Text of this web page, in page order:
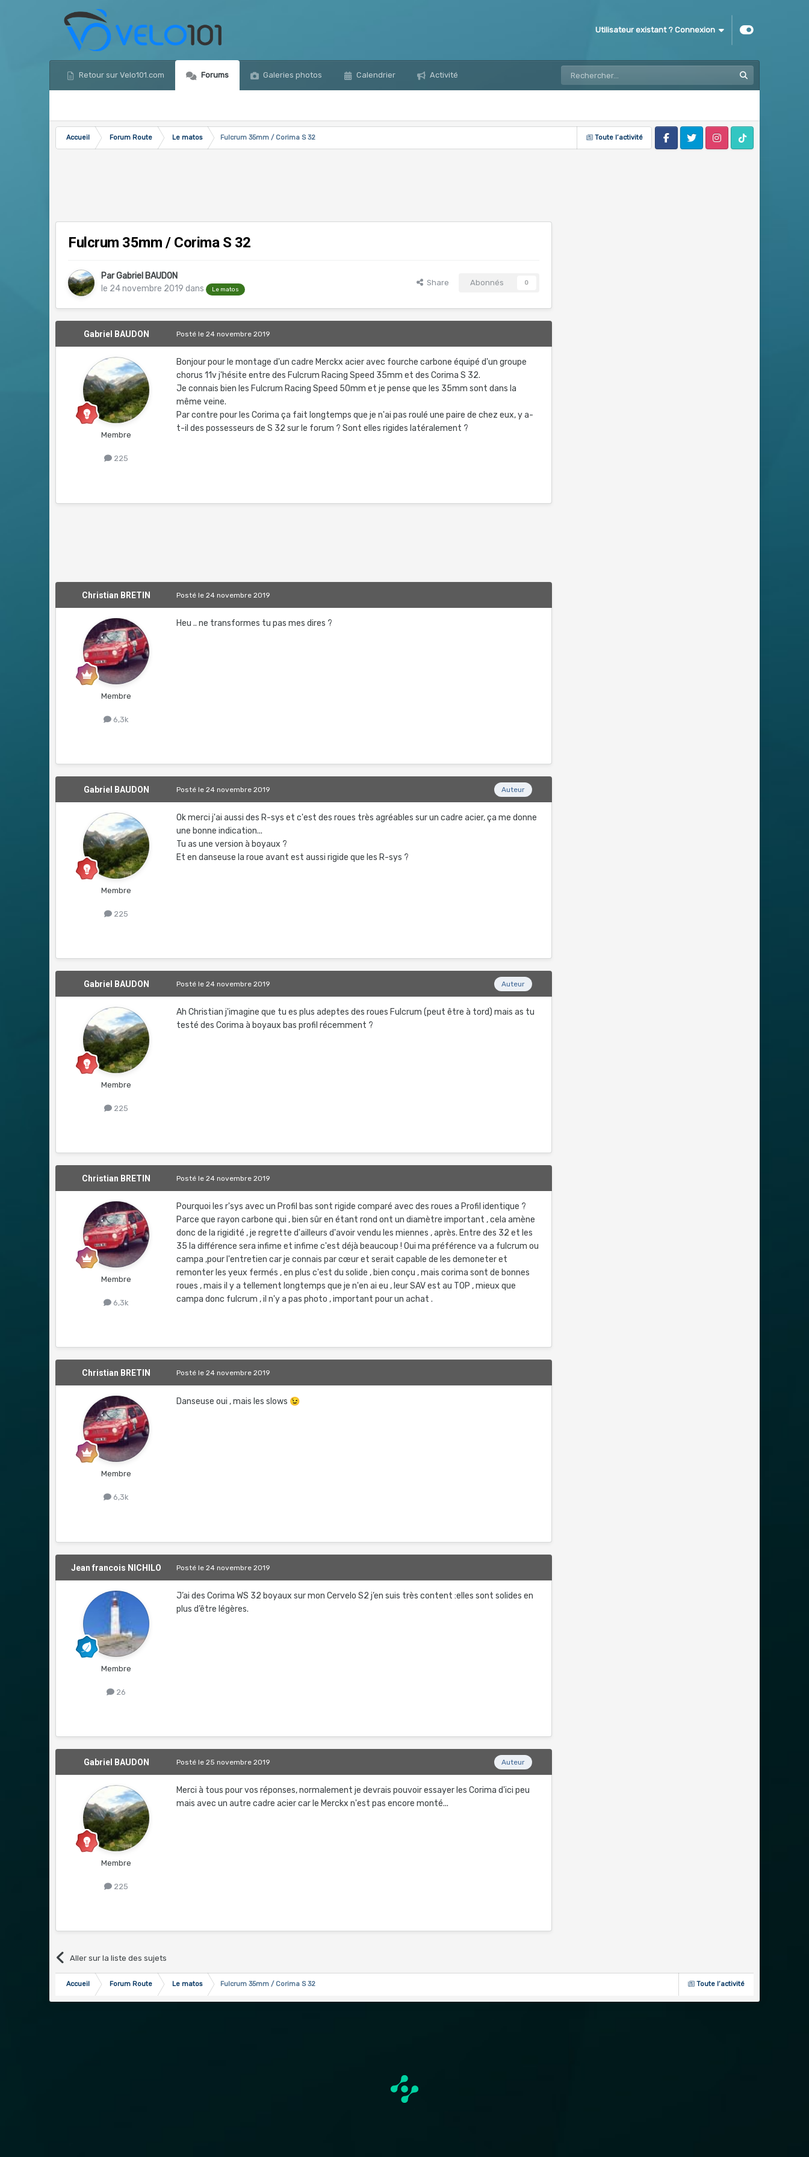
Utilisateur existant ? Connexion
Retour sur Velo101.com Forums Galeries photos Calendrier Activité
Toute l’activité
Accueil Forum Route Le matos
Fulcrum 35mm / Corima S 32
FacebookTwitter InstagramTik Tok
Fulcrum 35mm / Corima S 32
ParGabriel BAUDON
le 24 novembre 2019 dans Le matos
Share Abonnés 0
Gabriel BAUDON
Membre
225
Postéle 24 novembre 2019
Bonjour pour le montage d'un cadre Merckx acier avec fourche carbone équipé d'un groupe
chorus 11v j'hésite entre des Fulcrum Racing Speed 35mm et des Corima S 32.
Je connais bien les Fulcrum Racing Speed 50mm et je pense que les 35mm sont dans la
même veine.
Par contre pour les Corima ça fait longtemps que je n'ai pas roulé une paire de chez eux, y a-
t-il des possesseurs de S 32 sur le forum ? Sont elles rigides latéralement ?
Christian BRETIN
Membre
6,3k
Postéle 24 novembre 2019
Heu .. ne transformes tu pas mes dires ?
Gabriel BAUDON
Membre
225
Auteur
Postéle 24 novembre 2019
Ok merci j'ai aussi des R-sys et c'est des roues très agréables sur un cadre acier, ça me donne
une bonne indication...
Tu as une version à boyaux ?
Et en danseuse la roue avant est aussi rigide que les R-sys ?
Gabriel BAUDON
Membre
225
Auteur
Postéle 24 novembre 2019
Ah Christian j'imagine que tu es plus adeptes des roues Fulcrum (peut être à tord) mais as tu
testé des Corima à boyaux bas profil récemment ?
Christian BRETIN
Membre
6,3k
Postéle 24 novembre 2019
Pourquoi les r'sys avec un Profil bas sont rigide comparé avec des roues a Profil identique ?
Parce que rayon carbone qui , bien sûr en étant rond ont un diamètre important , cela amène
donc de la rigidité , je regrette d'ailleurs d'avoir vendu les miennes , après. Entre des 32 et les
35 la différence sera infime et infime c'est déjà beaucoup ! Oui ma préférence va a fulcrum ou
campa ,pour l'entretien car je connais par cœur et serait capable de les demoneter et
remonter les yeux fermés , en plus c'est du solide , bien conçu , mais corima sont de bonnes
roues , mais il y a tellement longtemps que je n'en ai eu , leur SAV est au TOP , mieux que
campa donc fulcrum , il n'y a pas photo , important pour un achat .
Christian BRETIN
Membre
6,3k
Postéle 24 novembre 2019
Danseuse oui , mais les slows 😉
Jean francois NICHILO
Membre
26
Postéle 24 novembre 2019
J’ai des Corima WS 32 boyaux sur mon Cervelo S2 j’en suis très content :elles sont solides en
plus d’être légères.
Gabriel BAUDON
Membre
225
Auteur
Postéle 25 novembre 2019
Merci à tous pour vos réponses, normalement je devrais pouvoir essayer les Corima d'ici peu
mais avec un autre cadre acier car le Merckx n'est pas encore monté...
Aller sur la liste des sujets
Toute l’activité
Accueil Forum Route Le matos Fulcrum 35mm / Corima S 32